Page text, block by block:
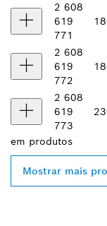
2 608
619
771
2 608
619
772
2 608
619
773
em produtos
Mostrar mais